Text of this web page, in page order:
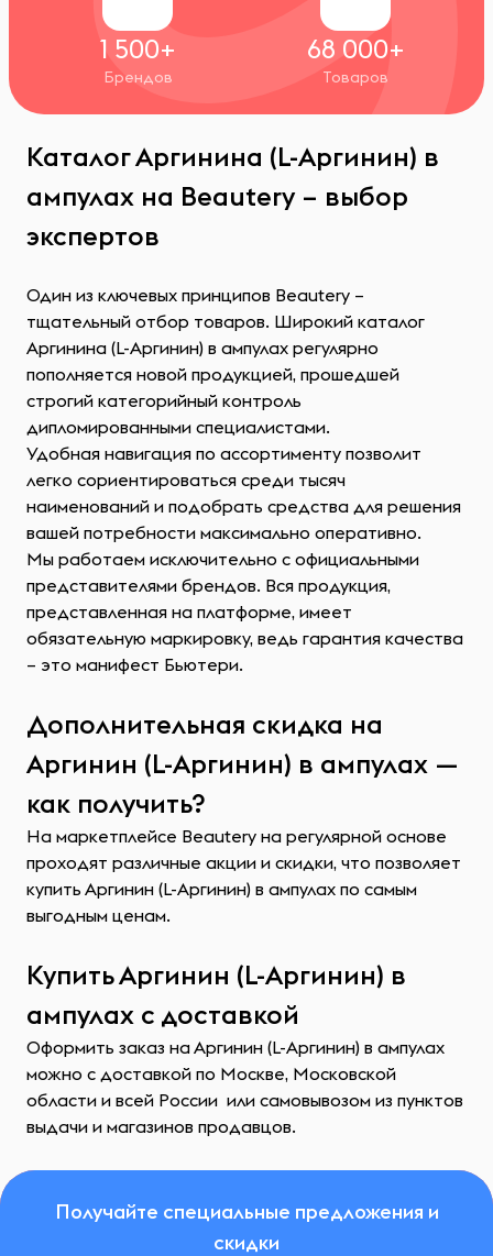
1 500+
Брендов
68 000+
Товаров
Каталог Аргинина (L-Аргинин) в
ампулах на Beautery – выбор
экспертов
Один из ключевых принципов Beautery –
тщательный отбор товаров. Широкий каталог
Аргинина (L-Аргинин) в ампулах регулярно
пополняется новой продукцией, прошедшей
строгий категорийный контроль
дипломированными специалистами.
Удобная навигация по ассортименту позволит
легко сориентироваться среди тысяч
наименований и подобрать средства для решения
вашей потребности максимально оперативно.
Мы работаем исключительно с официальными
представителями брендов. Вся продукция,
представленная на платформе, имеет
обязательную маркировку, ведь гарантия качества
– это манифест Бьютери.
Дополнительная скидка на
Аргинин (L-Аргинин) в ампулах —
как получить?
На маркетплейсе Beautery на регулярной основе
проходят различные акции и скидки, что позволяет
купить Аргинин (L-Аргинин) в ампулах по самым
выгодным ценам.
Купить Аргинин (L-Аргинин) в
ампулах с доставкой
Оформить заказ на Аргинин (L-Аргинин) в ампулах
можно с доставкой по Москве, Московской
области и всей России или самовывозом из пунктов
выдачи и магазинов продавцов.
Получайте специальные предложения и
скидки